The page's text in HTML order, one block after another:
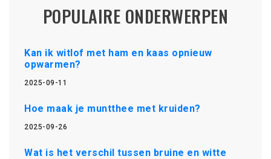
POPULAIRE ONDERWERPEN
Kan ik witlof met ham en kaas opnieuw
opwarmen?
2025-09-11
Hoe maak je muntthee met kruiden?
2025-09-26
Wat is het verschil tussen bruine en witte